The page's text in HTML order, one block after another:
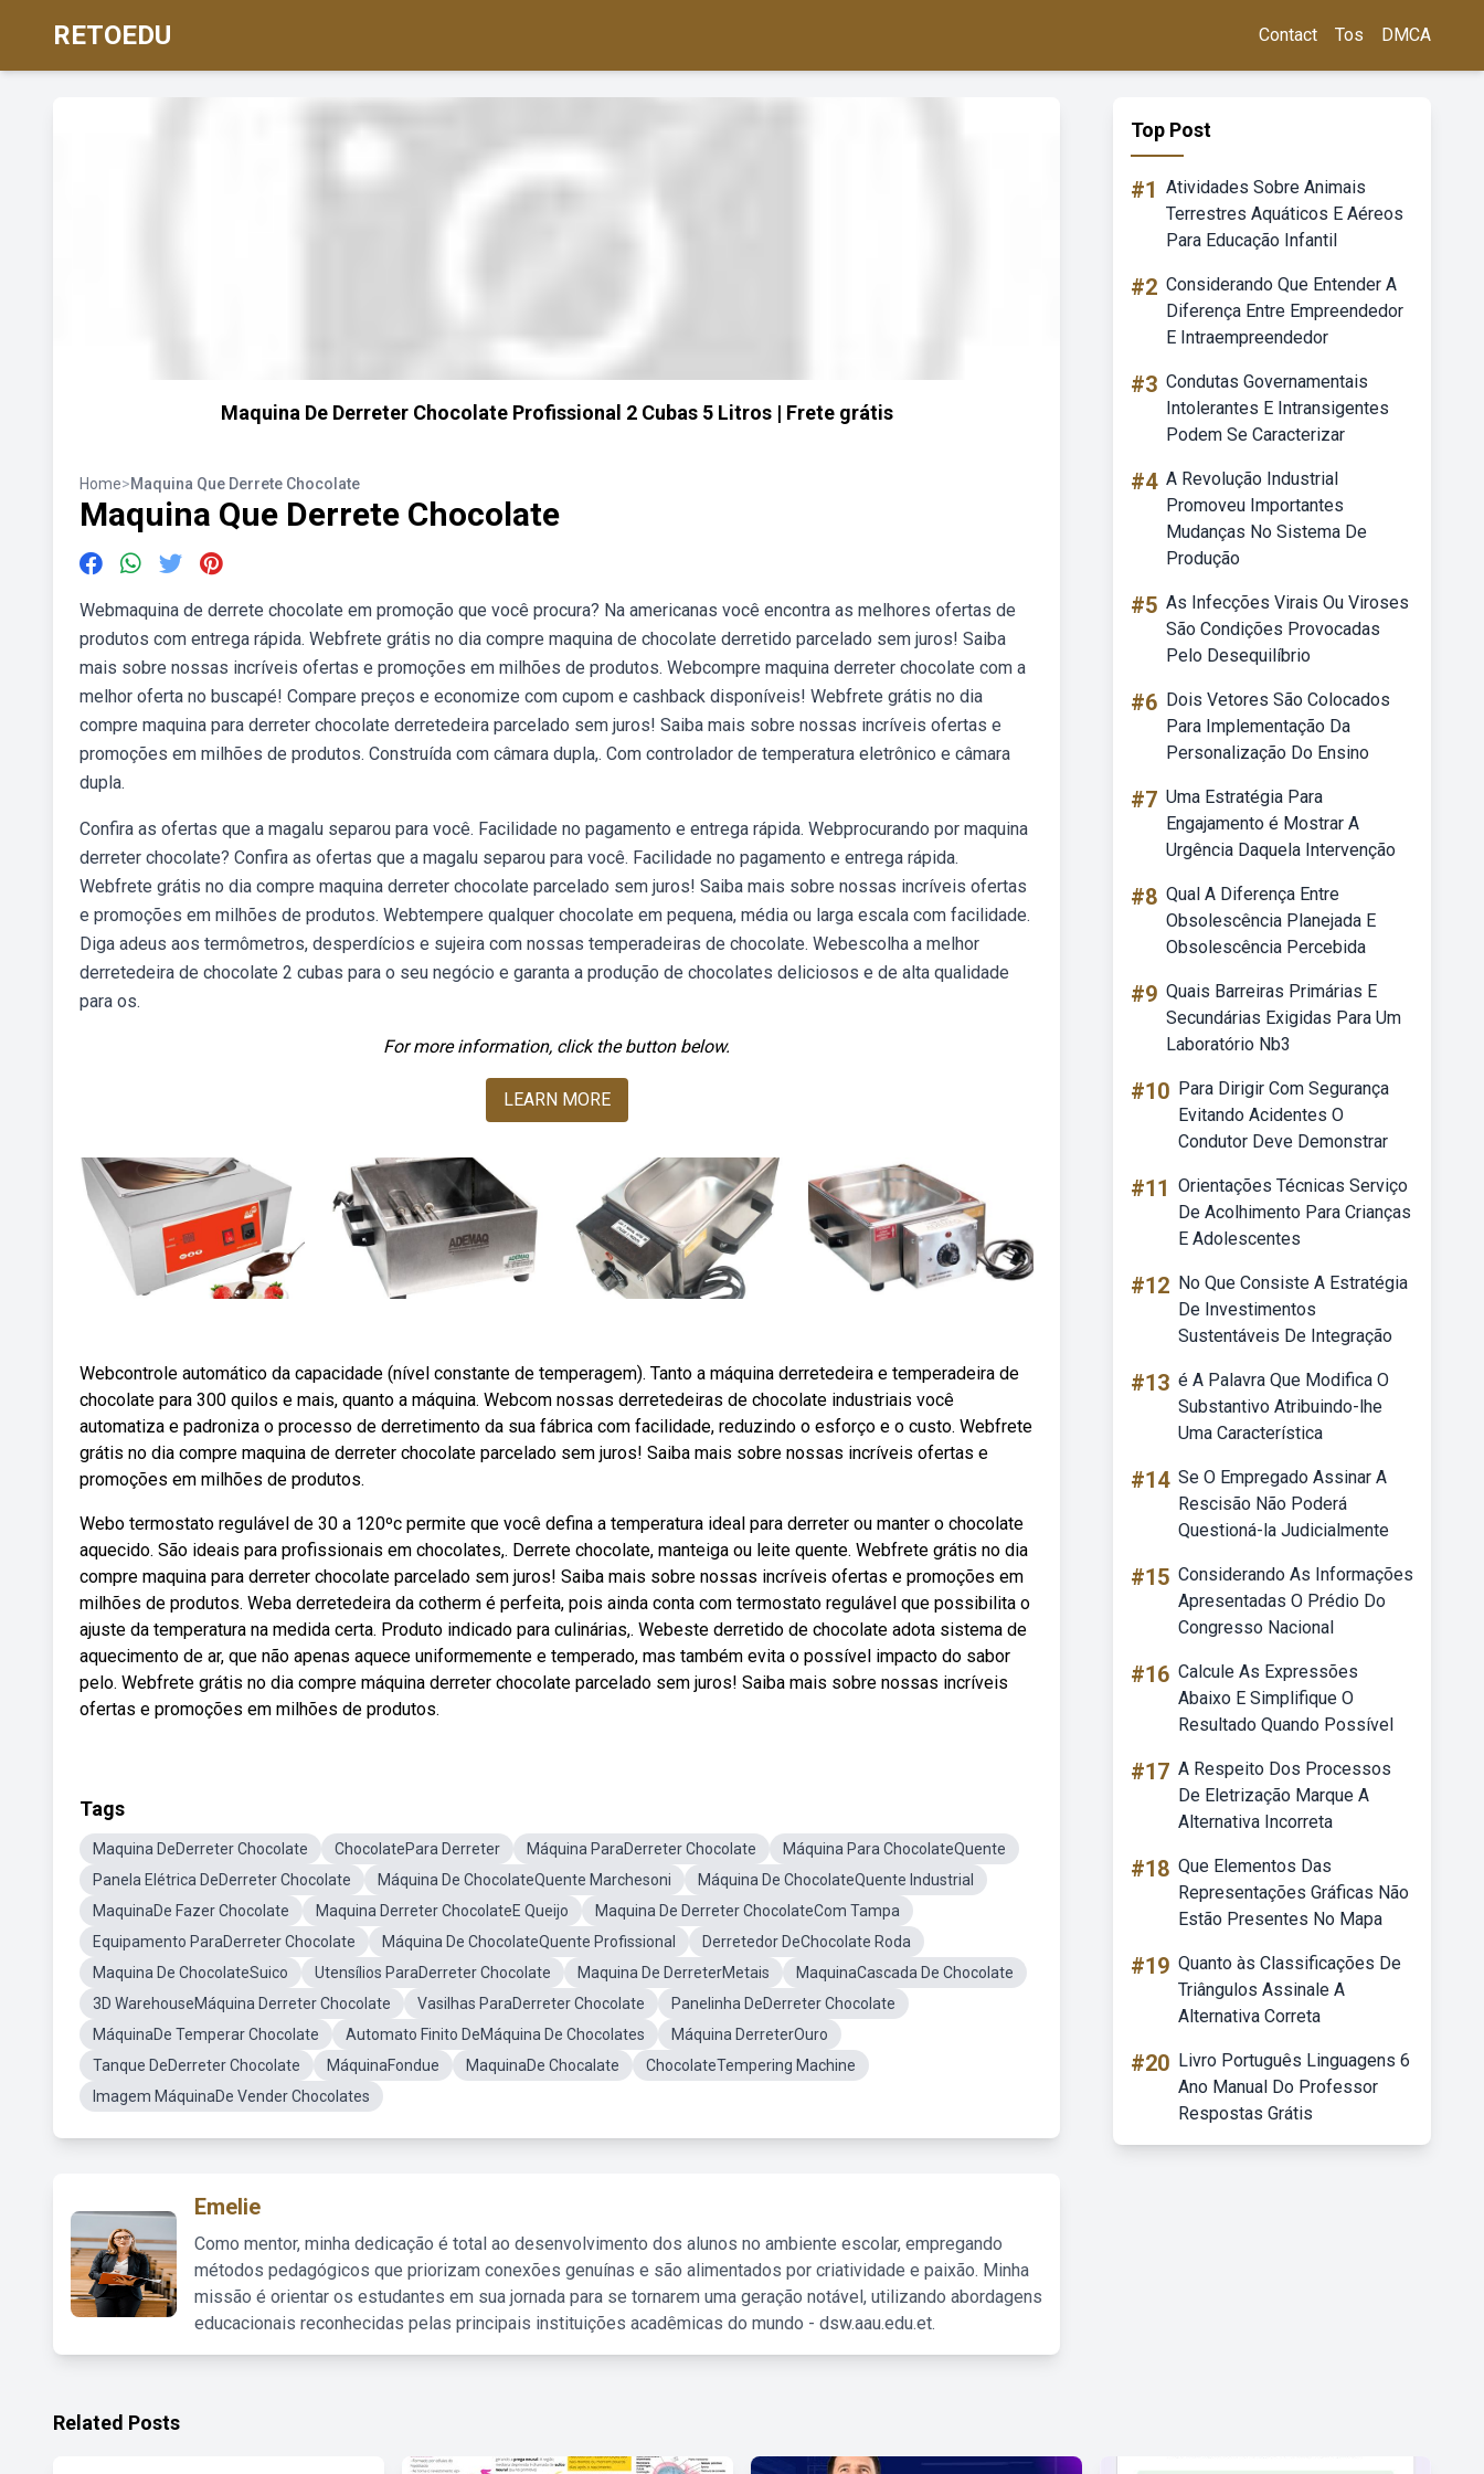
RETOEDU Contact Tos DMCA
Maquina De Derreter Chocolate Profissional 2 Cubas 5 Litros | Frete grátis
Home>Maquina Que Derrete Chocolate
Maquina Que Derrete Chocolate
Webmaquina de derrete chocolate em promoção que você procura? Na americanas você encontra as melhores ofertas de
produtos com entrega rápida. Webfrete grátis no dia compre maquina de chocolate derretido parcelado sem juros! Saiba
mais sobre nossas incríveis ofertas e promoções em milhões de produtos. Webcompre maquina derreter chocolate com a
melhor oferta no buscapé! Compare preços e economize com cupom e cashback disponíveis! Webfrete grátis no dia
compre maquina para derreter chocolate derretedeira parcelado sem juros! Saiba mais sobre nossas incríveis ofertas e
promoções em milhões de produtos. Construída com câmara dupla,. Com controlador de temperatura eletrônico e câmara
dupla.
Confira as ofertas que a magalu separou para você. Facilidade no pagamento e entrega rápida. Webprocurando por maquina
derreter chocolate? Confira as ofertas que a magalu separou para você. Facilidade no pagamento e entrega rápida.
Webfrete grátis no dia compre maquina derreter chocolate parcelado sem juros! Saiba mais sobre nossas incríveis ofertas
e promoções em milhões de produtos. Webtempere qualquer chocolate em pequena, média ou larga escala com facilidade.
Diga adeus aos termômetros, desperdícios e sujeira com nossas temperadeiras de chocolate. Webescolha a melhor
derretedeira de chocolate 2 cubas para o seu negócio e garanta a produção de chocolates deliciosos e de alta qualidade
para os.
For more information, click the button below.
LEARN MORE
Webcontrole automático da capacidade (nível constante de temperagem). Tanto a máquina derretedeira e temperadeira de
chocolate para 300 quilos e mais, quanto a máquina. Webcom nossas derretedeiras de chocolate industriais você
automatiza e padroniza o processo de derretimento da sua fábrica com facilidade, reduzindo o esforço e o custo. Webfrete
grátis no dia compre maquina de derreter chocolate parcelado sem juros! Saiba mais sobre nossas incríveis ofertas e
promoções em milhões de produtos.
Webo termostato regulável de 30 a 120ºc permite que você defina a temperatura ideal para derreter ou manter o chocolate
aquecido. São ideais para profissionais em chocolates,. Derrete chocolate, manteiga ou leite quente. Webfrete grátis no dia
compre maquina para derreter chocolate parcelado sem juros! Saiba mais sobre nossas incríveis ofertas e promoções em
milhões de produtos. Weba derretedeira da cotherm é perfeita, pois ainda conta com termostato regulável que possibilita o
ajuste da temperatura na medida certa. Produto indicado para culinárias,. Webeste derretido de chocolate adota sistema de
aquecimento de ar, que não apenas aquece uniformemente e temperado, mas também evita o possível impacto do sabor
pelo. Webfrete grátis no dia compre máquina derreter chocolate parcelado sem juros! Saiba mais sobre nossas incríveis
ofertas e promoções em milhões de produtos.
Tags
Maquina DeDerreter Chocolate ChocolatePara Derreter Máquina ParaDerreter Chocolate
Máquina Para ChocolateQuente
Panela Elétrica DeDerreter Chocolate
Máquina De ChocolateQuente Marchesoni
Máquina De ChocolateQuente Industrial
MaquinaDe Fazer Chocolate
Maquina Derreter ChocolateE Queijo
Maquina De Derreter ChocolateCom Tampa
Equipamento ParaDerreter Chocolate
Máquina De ChocolateQuente Profissional
Derretedor DeChocolate Roda
Maquina De ChocolateSuico
Utensílios ParaDerreter Chocolate Maquina De DerreterMetais
MaquinaCascada De Chocolate
3D WarehouseMáquina Derreter Chocolate
Vasilhas ParaDerreter Chocolate
Panelinha DeDerreter Chocolate
MáquinaDe Temperar Chocolate
Automato Finito DeMáquina De Chocolates
Máquina DerreterOuro
Tanque DeDerreter Chocolate
MáquinaFondue MaquinaDe Chocalate
ChocolateTempering Machine
Imagem MáquinaDe Vender Chocolates
Emelie
Como mentor, minha dedicação é total ao desenvolvimento dos alunos no ambiente escolar, empregando
métodos pedagógicos que priorizam conexões genuínas e são alimentados por criatividade e paixão. Minha
missão é orientar os estudantes em sua jornada para se tornarem uma geração notável, utilizando abordagens
educacionais reconhecidas pelas principais instituições acadêmicas do mundo - dsw.aau.edu.et.
Top Post
#1 Atividades Sobre Animais
Terrestres Aquáticos E Aéreos
Para Educação Infantil
#2 Considerando Que Entender A
Diferença Entre Empreendedor
E Intraempreendedor
#3 Condutas Governamentais
Intolerantes E Intransigentes
Podem Se Caracterizar
#4 A Revolução Industrial
Promoveu Importantes
Mudanças No Sistema De
Produção
#5 As Infecções Virais Ou Viroses
São Condições Provocadas
Pelo Desequilíbrio
#6 Dois Vetores São Colocados
Para Implementação Da
Personalização Do Ensino
#7 Uma Estratégia Para
Engajamento é Mostrar A
Urgência Daquela Intervenção
#8 Qual A Diferença Entre
Obsolescência Planejada E
Obsolescência Percebida
#9 Quais Barreiras Primárias E
Secundárias Exigidas Para Um
Laboratório Nb3
#10 Para Dirigir Com Segurança
Evitando Acidentes O
Condutor Deve Demonstrar
#11 Orientações Técnicas Serviço
De Acolhimento Para Crianças
E Adolescentes
#12 No Que Consiste A Estratégia
De Investimentos
Sustentáveis De Integração
#13 é A Palavra Que Modifica O
Substantivo Atribuindo-lhe
Uma Característica
#14 Se O Empregado Assinar A
Rescisão Não Poderá
Questioná-la Judicialmente
#15 Considerando As Informações
Apresentadas O Prédio Do
Congresso Nacional
#16 Calcule As Expressões
Abaixo E Simplifique O
Resultado Quando Possível
#17 A Respeito Dos Processos
De Eletrização Marque A
Alternativa Incorreta
#18 Que Elementos Das
Representações Gráficas Não
Estão Presentes No Mapa
#19 Quanto às Classificações De
Triângulos Assinale A
Alternativa Correta
#20 Livro Português Linguagens 6
Ano Manual Do Professor
Respostas Grátis
Related Posts